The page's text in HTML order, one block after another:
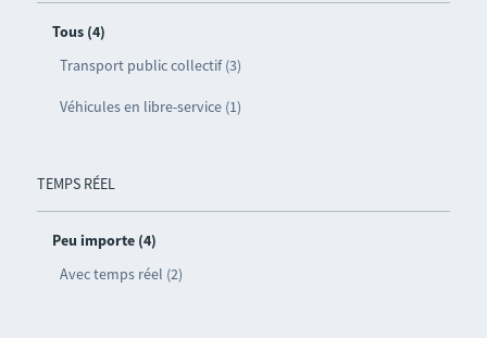
Tous (4)
Transport public collectif (3)
Véhicules en libre-service (1)
TEMPS RÉEL
Peu importe (4)
Avec temps réel (2)